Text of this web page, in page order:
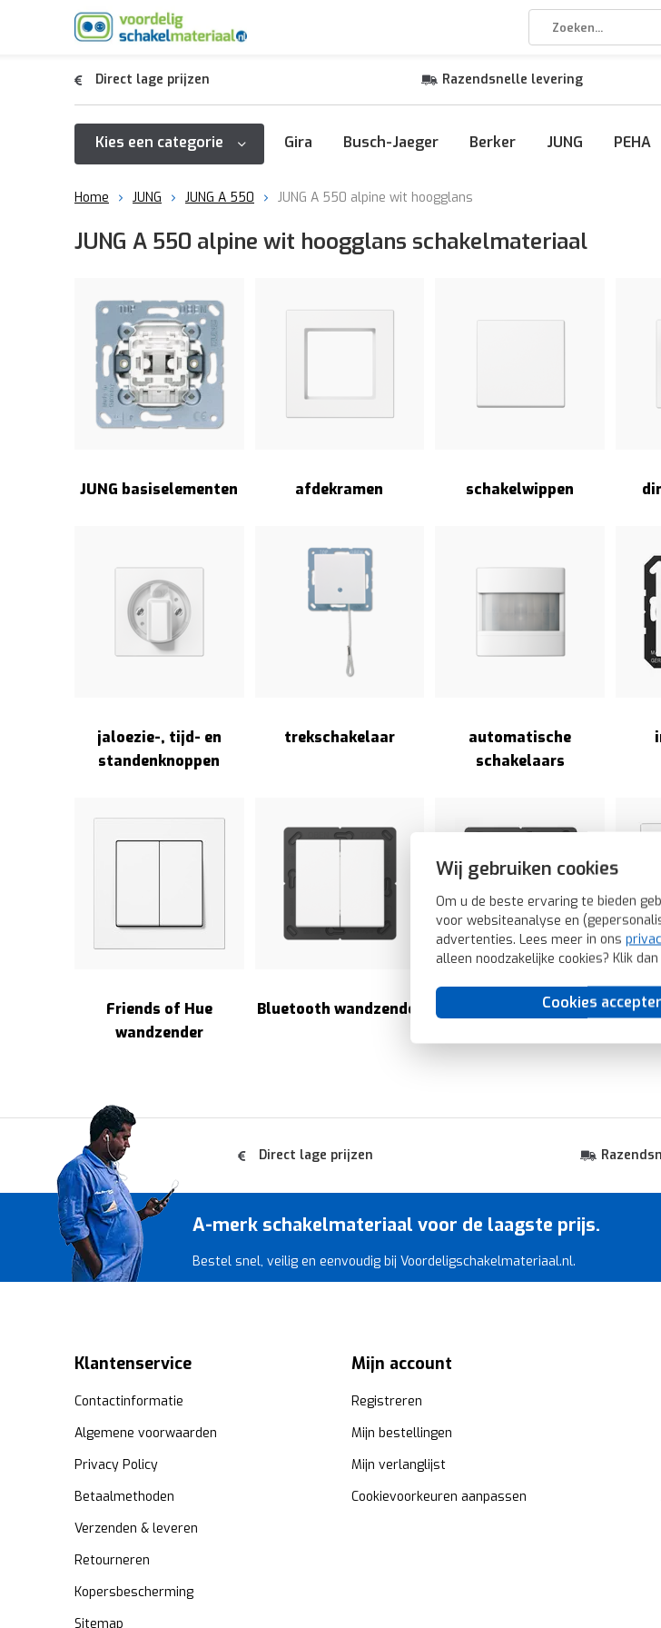
Wij gebruiken cookies
Om u de beste ervaring te bieden
voor websiteanalyse en
advertenties. Lees meer in ons
alleen noodzakelijke cookies? Klik dan
Cookies
Direct lage prijzen Razendsnelle levering
Kies een categorie Gira Busch-Jaeger Berker JUNG PEHA
Home JUNG JUNG A 550 JUNG A 550 alpine wit hoogglans
JUNG A 550 alpine wit hoogglans schakelmateriaal
JUNG basiselementen afdekramen schakelwippen
jaloezie-, tijd- en
standenknoppen
trekschakelaar
automatische
schakelaars
Friends of Hue
wandzender
Bluetooth wandzender EnOcean wandzender
Direct lage prijzen
A-merk schakelmateriaal voor de laagste prijs.
Bestel snel, veilig en eenvoudig bij Voordeligschakelmateriaal.nl.
Klantenservice
Contactinformatie
Algemene voorwaarden
Privacy Policy
Betaalmethoden
Verzenden & leveren
Retourneren
Kopersbescherming
Sitemap
Mijn account
Registreren
Mijn bestellingen
Mijn verlanglijst
Cookievoorkeuren aanpassen